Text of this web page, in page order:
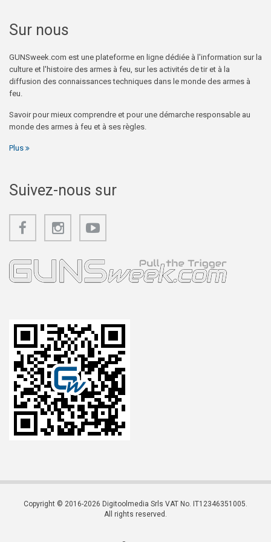
Sur nous
GUNSweek.com est une plateforme en ligne dédiée à l'information sur la
culture et l'histoire des armes à feu, sur les activités de tir et à la
diffusion des connaissances techniques dans le monde des armes à
feu.
Savoir pour mieux comprendre et pour une démarche responsable au
monde des armes à feu et à ses règles.
Plus
Suivez-nous sur
Copyright © 2016-2026 Digitoolmedia Srls VAT No. IT12346351005.
All rights reserved.